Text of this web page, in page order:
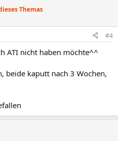
Themas
#4
ATI nicht haben möchte^^
beide kaputt nach 3 Wochen,